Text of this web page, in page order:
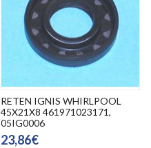
RETEN IGNIS WHIRLPOOL
45X21X8 461971023171,
05IG0006
23,86€